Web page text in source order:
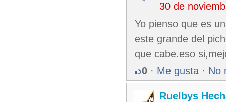
30 de
Yo pienso que es
este grande del
que cabe.eso
0 · Me gusta · No
Ruelbys